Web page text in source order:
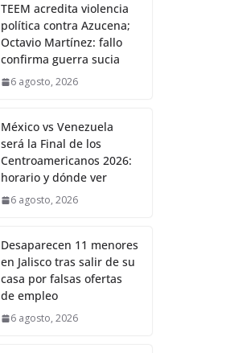
TEEM acredita violencia
política contra Azucena;
Octavio Martínez: fallo
confirma guerra sucia
6 agosto, 2026
México vs Venezuela
será la Final de los
Centroamericanos 2026:
horario y dónde ver
6 agosto, 2026
Desaparecen 11 menores
en Jalisco tras salir de su
casa por falsas ofertas
de empleo
6 agosto, 2026